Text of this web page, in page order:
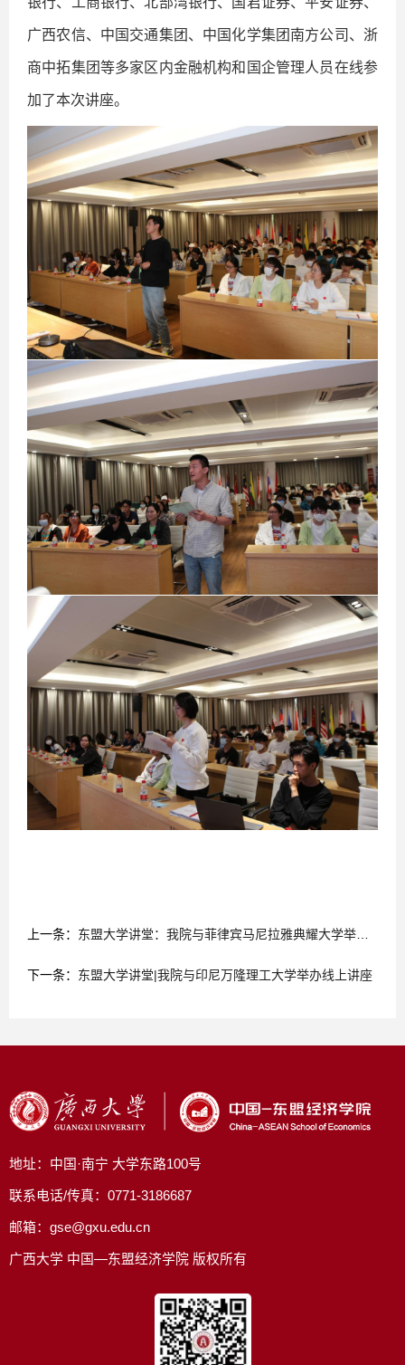
广西农信、中国交通集团、中国化学集团南方公司、浙
商中拓集团等多家区内金融机构和国企管理人员在线参
加了本次讲座。
上一条： 东盟大学讲堂：我院与菲律宾马尼拉雅典耀大学举办线上讲座
下一条： 东盟大学讲堂|我院与印尼万隆理工大学举办线上讲座
地址：中国·南宁 大学东路100号
联系电话/传真：0771-3186687
邮箱：gse@gxu.edu.cn
广西大学 中国—东盟经济学院 版权所有